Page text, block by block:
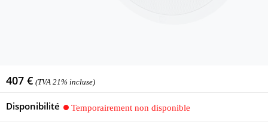
407 € (TVA 21% incluse)
Disponibilité Temporairement non disponible